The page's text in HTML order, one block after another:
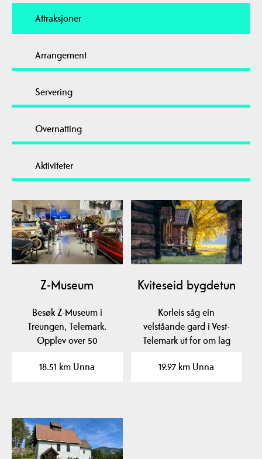
Attraksjoner
Arrangement
Servering
Overnatting
Aktiviteter
Z-Museum
Besøk Z-Museum i
Treungen, Telemark.
Opplev over 50
sjeldne biler,…
18.51 km Unna
Kviteseid bygdetun
Korleis såg ein
velståande gard i Vest-
Telemark ut for om lag
av…
19.97 km Unna